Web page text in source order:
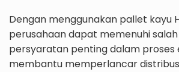
Dengan menggunakan pallet kayu
perusahaan dapat memenuhi
persyaratan penting dalam proses
membantu memperlancar